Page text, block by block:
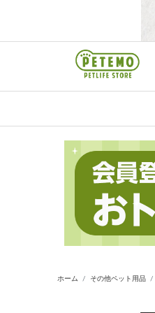
ホーム その他ペット用品